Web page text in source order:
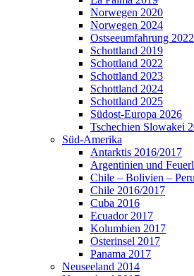
Norwegen 2020
Norwegen 2024
Ostseeumfahrung 2022
Schottland 2019
Schottland 2022
Schottland 2023
Schottland 2024
Schottland 2025
Südost-Europa 2026
Tschechien Slowakei
Süd-Amerika
Antarktis 2016/2017
Argentinien und
Chile – Bolivien –
Chile 2016/2017
Cuba 2016
Ecuador 2017
Kolumbien 2017
Osterinsel 2017
Panama 2017
Neuseeland 2014